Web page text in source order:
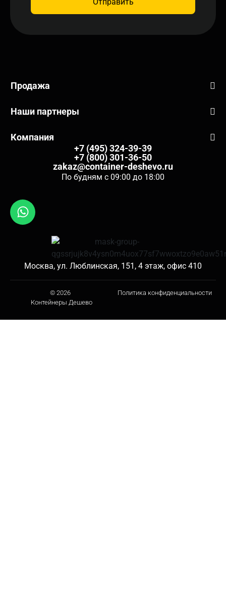
Отправить
Продажа
Наши партнеры
Компания
+7 (495) 324-39-39
+7 (800) 301-36-50
zakaz@container-deshevo.ru
По будням с 09:00 до 18:00
Москва, ул. Люблинская, 151, 4 этаж, офис 410
© 2026
Контейнеры Дешево
Политика конфиденциальности